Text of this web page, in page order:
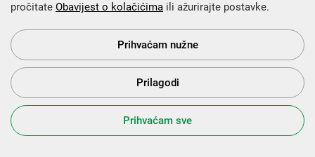
Krajnji primatelj financijskog instrumenta sufinanciranog iz
Europskog fonda za regionalni razvoj u sklopu Operativnog
programa „Konkurentnost i kohezija”.
s Vama od 2014. godine!
pročitate Obavijest o kolačićima ili ažurirajte postavke.
Prihvaćam nužne
Prilagodi
Prihvaćam sve